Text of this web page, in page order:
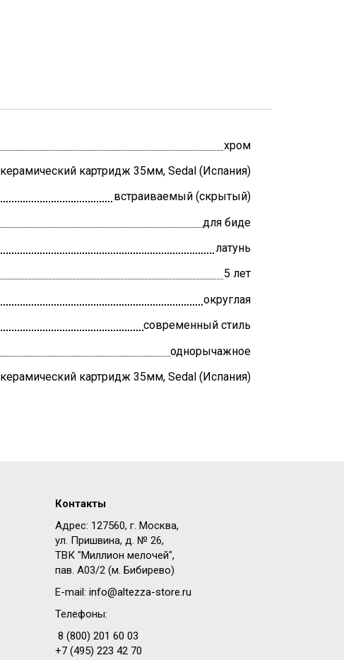
хром
керамический картридж 35мм, Sedal (Испания)
встраиваемый (скрытый)
для биде
латунь
5 лет
округлая
современный стиль
однорычажное
керамический картридж 35мм, Sedal (Испания)
Контакты
Адрес: 127560, г. Москва,
ул. Пришвина, д. № 26,
ТВК "Миллион мелочей",
пав. A03/2 (м. Бибирево)
E-mail: info@altezza-store.ru
Телефоны:
8 (800) 201 60 03
+7 (495) 223 42 70